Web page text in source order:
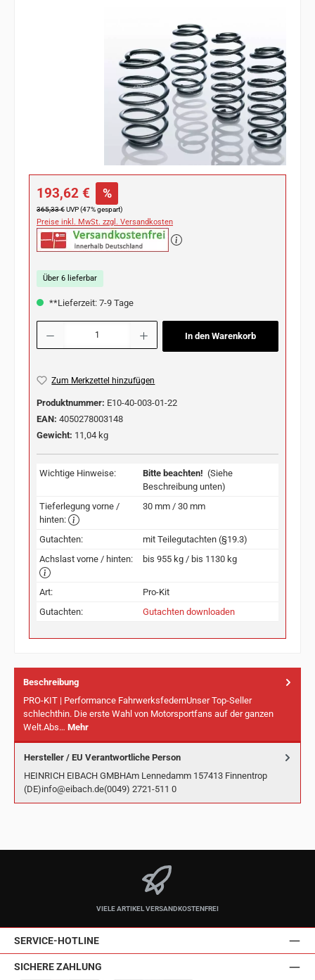
Verkaufspreis:
193,62 € %
Regulärer Preis:
365,33 €UVP (47% gespart)
Preise inkl. MwSt. zzgl. Versandkosten
Über 6 lieferbar
**Lieferzeit: 7-9 Tage
Produkt Anzahl: Gib den gewünschten Wert ein oder benutze die Schaltflächen
In den Warenkorb
Zum Merkzettel hinzufügen
Produktnummer: E10-40-003-01-22
EAN: 4050278003148
Gewicht: 11,04 kg
Wichtige Hinweise: Bitte beachten! (Siehe
Beschreibung unten)
Tieferlegung vorne /
hinten:
30 mm / 30 mm
Gutachten:
mit Teilegutachten (§19.3)
Achslast vorne / hinten:
bis 955 kg / bis 1130 kg
Art:
Pro-Kit
Gutachten:
Gutachten downloaden
Beschreibung
PRO-KIT | Performance FahrwerksfedernUnser Top-Seller
schlechthin. Die erste Wahl von Motorsportfans auf der ganzen
Welt.Abs… Mehr
Hersteller / EU Verantwortliche Person
HEINRICH EIBACH GMBHAm Lennedamm 157413 Finnentrop
(DE)info@eibach.de(0049) 2721-511 0
VIELE ARTIKEL VERSANDKOSTENFREI
SERVICE-HOTLINE
SICHERE ZAHLUNG